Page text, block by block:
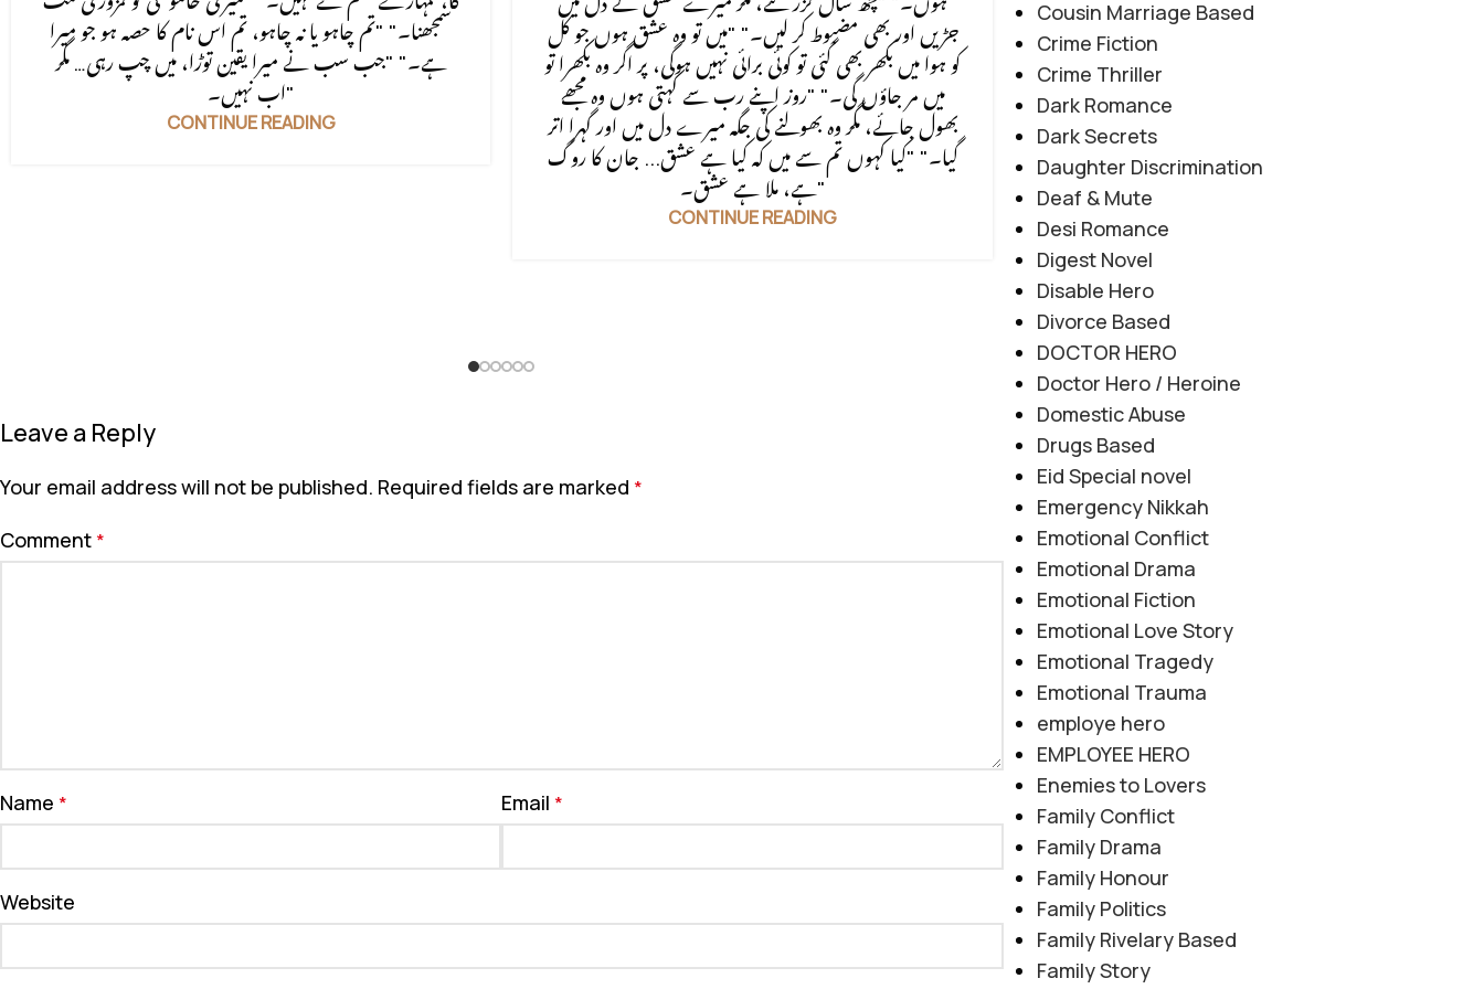
سمجھنا۔" "تم چاہو یا نہ چاہو، تم اس نام کا حصہ ہو جو میرا
ہے۔" "جب سب نے میرا یقین توڑا، میں چپ رہی… مگر
اب نہیں۔"
CONTINUE READING
جڑیں اور بھی مضبوط کر لیں۔" "میں تو وہ عشق ہوں جو کل
کو ہوا میں بکھر بھی گئی تو کوئی برائی نہیں ہوگی، پر اگر وہ بکھرا تو
میں مر جاؤں گی۔" "روز اپنے رب سے کہتی ہوں وہ مجھے
بھول جائے، مگر وہ بھولنے کی جگہ میرے دل میں اور گہرا اتر
گیا۔" "کیا کہوں تم سے میں کہ کیا ہے عشق... جان کا روگ
ہے، ملا ہے عشق۔"
CONTINUE READING
BASED
Posted by
"میں تمہیں چھوڑ کر نہیں جاؤں گا... تم میری زندگی ہو، میری
آخری دعا ہو۔" "کچھ محبتیں جان مانگتی نہیں... خود جان بن
جاتی ہیں۔" "عشق جب امانت بن جائے، تو جدائی بھی اسے
CONTINUE READING
Leave a Reply
Your email address will not be published. Required fields are marked *
Comment *
Name * Email *
Website
Cousin Marriage Based
Crime Fiction
Crime Thriller
Dark Romance
Dark Secrets
Daughter Discrimination
Deaf & Mute
Desi Romance
Digest Novel
Disable Hero
Divorce Based
DOCTOR HERO
Doctor Hero / Heroine
Domestic Abuse
Drugs Based
Eid Special novel
Emergency Nikkah
Emotional Conflict
Emotional Drama
Emotional Fiction
Emotional Love Story
Emotional Tragedy
Emotional Trauma
employe hero
EMPLOYEE HERO
Enemies to Lovers
Family Conflict
Family Drama
Family Honour
Family Politics
Family Rivelary Based
Family Story